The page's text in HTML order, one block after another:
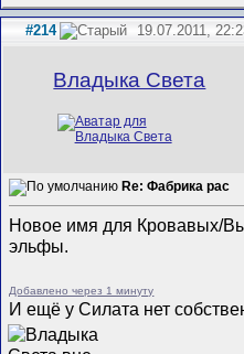
#214 19.07.2011,
Владыка Света
Re: Фабрика рас
Новое имя для Кровавых/
эльфы.
Добавлено через 1 минуту
И ещё у Силата нет